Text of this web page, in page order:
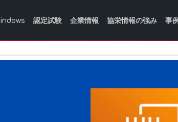
認定試験 企業情報 協栄情報の強み 事例